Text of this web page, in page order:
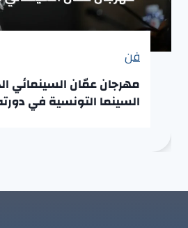
فن
مهرجان عمّان السينمائي
السينما التونسية في